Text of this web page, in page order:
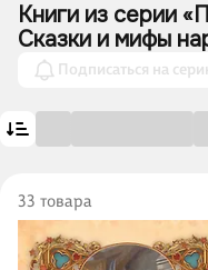
Книги из серии
Сказки и мифы
Подписаться на
33 товара